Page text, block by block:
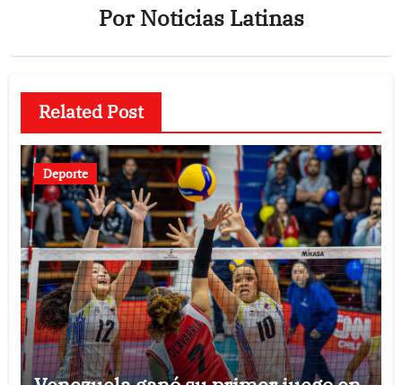
PorNoticias Latinas
Related Post
Deporte